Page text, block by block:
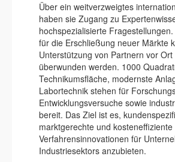
Über ein weitverzweigtes
haben sie Zugang zu
hochspezialisierte
für die Erschließung neuer Märkte
Unterstützung von Partnern vor
überwunden werden. 1000
Technikumsfläche, modernste
Labortechnik stehen für
Entwicklungsversuche sowie
bereit. Das Ziel ist es,
marktgerechte und
Verfahrensinnovationen für
Industriesektors anzubieten.